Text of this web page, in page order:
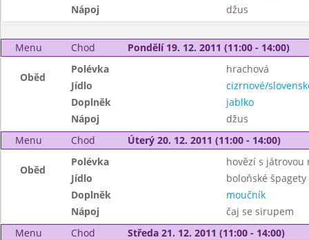
Nápoj
džus
Menu Chod Pondělí 19. 12. 2011 (11:00 - 14:00)
Oběd
Polévka
hrachová
Jídlo
cizrnové/
Doplněk
jablko
Nápoj
džus
Menu
Chod Úterý 20. 12. 2011 (11:00 - 14:00)
Oběd
Polévka
hovězí s játrovou
Jídlo
boloňské špagety
Doplněk
moučník
Nápoj
čaj se sirupem
Menu
Chod Středa 21. 12. 2011 (11:00 - 14:00)